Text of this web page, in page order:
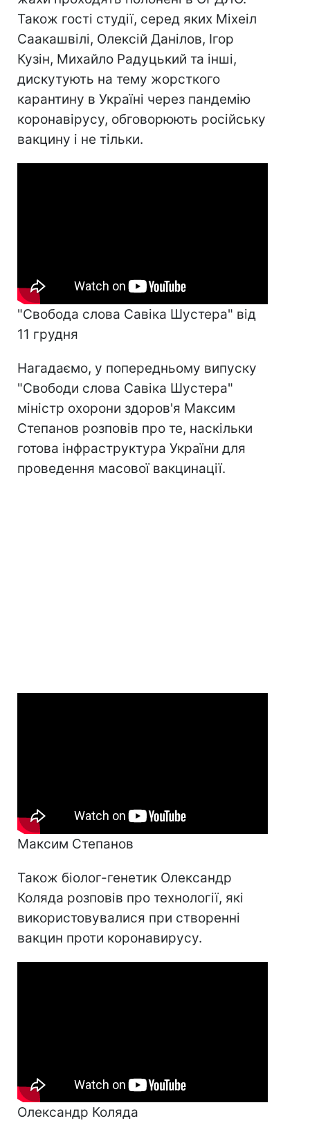
Також гості студії, серед яких Міхеіл
Саакашвілі, Олексій Данілов, Ігор
Кузін, Михайло Радуцький та інші,
дискутують на тему жорсткого
карантину в Україні через пандемію
коронавірусу, обговорюють російську
вакцину і не тільки.
"Свобода слова Савіка Шустера" від
11 грудня
Нагадаємо, у попередньому випуску
"Свободи слова Савіка Шустера"
міністр охорони здоров'я Максим
Степанов розповів про те, наскільки
готова інфраструктура України для
проведення масової вакцинації.
Максим Степанов
Також біолог-генетик Олександр
Коляда розповів про технології, які
використовувалися при створенні
вакцин проти коронавирусу.
Олександр Коляда